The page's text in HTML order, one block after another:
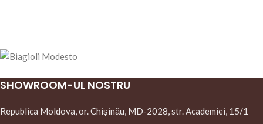
SHOWROOM-UL NOSTRU
Republica Moldova, or. Chișinău, MD-2028, str. Academiei, 15/1